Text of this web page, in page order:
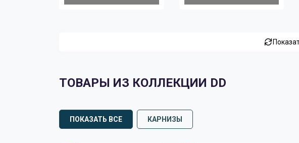
ТОВАРЫ ИЗ КОЛЛЕКЦИИ DD
ПОКАЗАТЬ ВСЕ КАРНИЗЫ